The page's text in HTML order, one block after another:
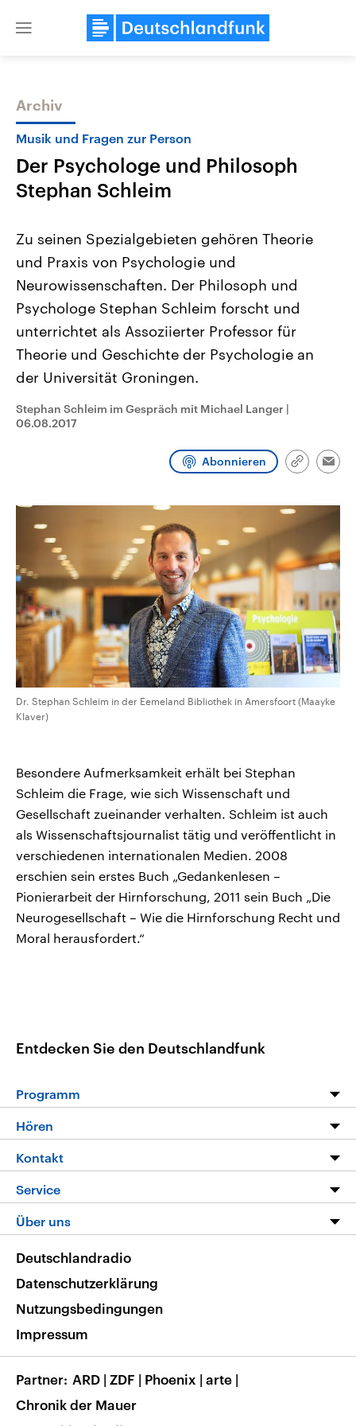
Close
Themen
Landtagswahl Sachsen-Anhalt
2026
Alle Informationen
Sachsen-Anhalt wählt am 6.
September 2026 einen neuen
Landtag. Seit 2021 wird das
Bundesland von einer Koalition aus
Umfragen, Prognosen,
und Hintergründe zu den Parteien
und Kandidaten der anstehenden
Wahl.
USA
Aktuelle Beiträge,
Hintergründe
Wirtschaftlich und
gehören die Vereinigten
den mächtigsten Ländern
mit großem Einfluss auf
aktuelle Weltgeschehen.
Sendungen Programm Podcasts
Archiv
Musik und Fragen zur Person
Der Psychologe und Philosoph
Stephan Schleim
Zu seinen Spezialgebieten gehören Theorie
und Praxis von Psychologie und
Neurowissenschaften. Der Philosoph und
Psychologe Stephan Schleim forscht und
unterrichtet als Assoziierter Professor für
Theorie und Geschichte der Psychologie an
der Universität Groningen.
Stephan Schleim im Gespräch mit Michael Langer |
06.08.2017
Abonnieren
Link
Dr. Stephan Schleim in der Eemeland Bibliothek in Amersfoort (Maayke
Klaver)
Besondere Aufmerksamkeit erhält bei Stephan
Schleim die Frage, wie sich Wissenschaft und
Gesellschaft zueinander verhalten. Schleim ist auch
als Wissenschaftsjournalist tätig und veröffentlicht in
verschiedenen internationalen Medien. 2008
erschien sein erstes Buch „Gedankenlesen –
Pionierarbeit der Hirnforschung, 2011 sein Buch „Die
Neurogesellschaft – Wie die Hirnforschung Recht und
Moral herausfordert.“
Entdecken Sie den Deutschlandfunk
Programm
Programm
Die Nachrichten
Nachrichtenleicht
Neue Beiträge auf dlf.de
Hören
Livestream
Podcasts
Deutschlandfunk App
Nachrichten App
Frequenzen
Kontakt
Hörerservice
Service
FAQ
Veranstaltungen
Musikliste
RSS
Über uns
Barrierefreiheit
Deutschlandradio
Datenschutzerklärung
Nutzungsbedingungen
Impressum
Partner ARD | ZDF | Phoenix | arte |
Chronik der Mauer